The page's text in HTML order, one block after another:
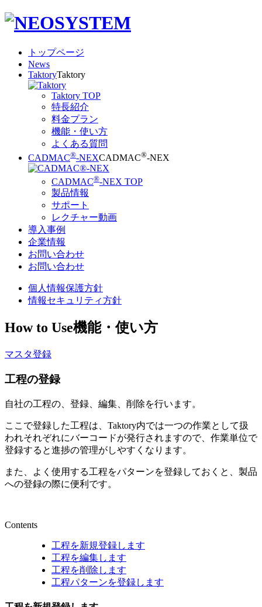
トップページ
News
TaktoryTaktory
Taktory TOP
特長紹介
料金プラン
機能・使い方
よくある質問
CADMAC®-NEXCADMAC®-NEX
CADMAC®-NEX TOP
製品情報
サポート
レクチャー動画
導入事例
企業情報
お問い合わせ
お問い合わせ
個人情報保護方針
情報セキュリティ方針
How to Use機能・使い方
マスタ登録
工程の登録
自社の工程の、登録、編集、削除を行います。
ここで登録した工程は、Taktory内では一つの作業として扱
われそれぞれにバーコードが発行されますので、作業単位で
登録すると進捗の管理がしやすくなります。
また、よく使用する工程をパターンを登録しておくと、製品
への登録の際に便利です。
Contents
工程を新規登録します
工程を編集します
工程を削除します
工程パターンを登録します